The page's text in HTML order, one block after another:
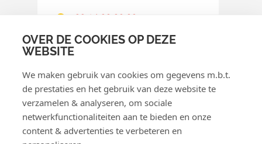
OVER DE COOKIES OP DEZE
WEBSITE
We maken gebruik van cookies om gegevens m.b.t.
de prestaties en het gebruik van deze website te
verzamelen & analyseren, om sociale
netwerkfunctionaliteiten aan te bieden en onze
content & advertenties te verbeteren en
+32 14 38 80 80
orakel@orakel.com